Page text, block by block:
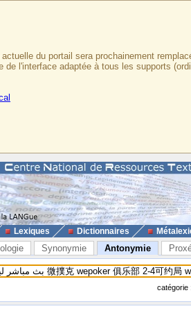
du portail sera prochainement
de l'interface adaptée à tous les supports
Lexiques Dictionnaires
Synonymie Antonymie
catégorie :